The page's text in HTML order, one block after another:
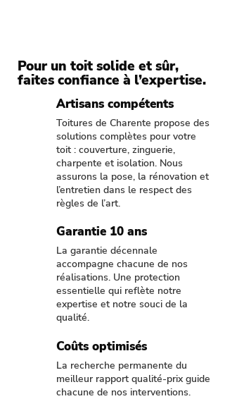
Pour un toit solide et sûr,
faites confiance à l’expertise.
Artisans compétents
Toitures de Charente propose des
solutions complètes pour votre
toit : couverture, zinguerie,
charpente et isolation. Nous
assurons la pose, la rénovation et
l’entretien dans le respect des
règles de l’art.
Garantie 10 ans
La garantie décennale
accompagne chacune de nos
réalisations. Une protection
essentielle qui reflète notre
expertise et notre souci de la
qualité.
Coûts optimisés
La recherche permanente du
meilleur rapport qualité-prix guide
chacune de nos interventions.